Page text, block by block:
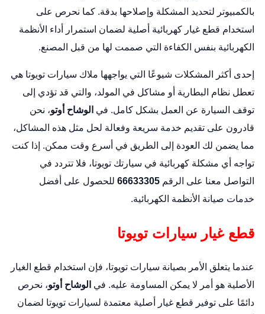
بالكمبيوتر لتحديد المشكلة وإصلاحها بدقة. كما نحرص على
استخدام قطع غيار كهربائية أصلية لضمان استمرار أداء الأنظمة
الكهربائية بنفس الكفاءة التي صممت لها من قبل المصنع.
إحدى أكثر المشكلات شيوعًا التي يواجهها ملاك سيارات تويوتا هي
تعطل نظام البطارية أو مشاكل في المولد، والتي قد تؤدي إلى
توقف السيارة عن العمل بشكل كامل. في الوشاح أوتو، نحن
قادرون على تقديم خدمة سريعة وفعالة لحل مثل هذه المشاكل،
مما يضمن لك العودة إلى الطريق في أسرع وقت ممكن. إذا كنت
تواجه أي مشكلة كهربائية في سيارتك تويوتا، فلا تتردد في
التواصل معنا على الرقم 66633305للحصول على أفضل
خدمات صيانة الأنظمة الكهربائية.
قطع غيار سيارات تويوتا
عندما يتعلق الأمر بصيانة سيارات تويوتا، فإن استخدام قطع الغيار
الأصلية هو أمر لا يمكن المساومة عليه. في الوشاح أوتو، نحرص
دائمًا على توفير قطع غيار أصلية معتمدة لسيارات تويوتا لضمان